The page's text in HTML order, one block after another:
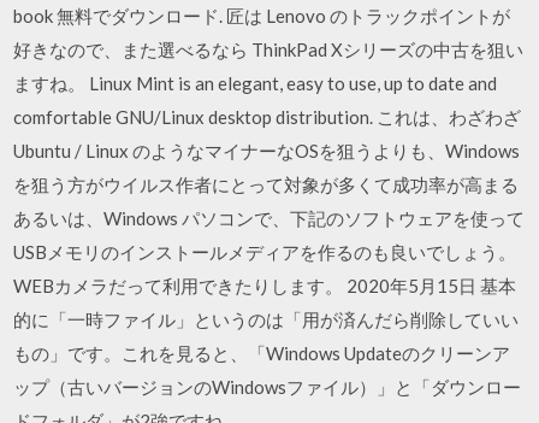
book 無料でダウンロード. 匠は Lenovo のトラックポイントが
好きなので、また選べるなら ThinkPad Xシリーズの中古を狙い
ますね。 Linux Mint is an elegant, easy to use, up to date and
comfortable GNU/Linux desktop distribution. これは、わざわざ
Ubuntu / Linux のようなマイナーなOSを狙うよりも、Windows
を狙う方がウイルス作者にとって対象が多くて成功率が高まる
あるいは、Windows パソコンで、下記のソフトウェアを使って
USBメモリのインストールメディアを作るのも良いでしょう。
WEBカメラだって利用できたりします。 2020年5月15日 基本
的に「一時ファイル」というのは「用が済んだら削除していい
もの」です。これを見ると、「Windows Updateのクリーンア
ップ（古いバージョンのWindowsファイル）」と「ダウンロー